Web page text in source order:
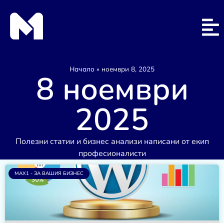
Начало » ноември 8, 2025
8 ноември
2025
Полезни статии и бизнес анализи написани от екип
професионалисти
MAX1 - ЗА ВАШИЯ БИЗНЕС